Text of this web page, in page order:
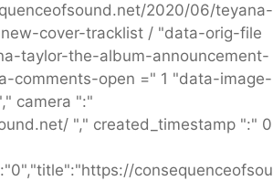
2020/06/teyana-
cover-tracklist / "data-orig-file
taylor-the-album-announcement-
comments-open =" 1 "data-image-
camera ":"
"," created_timestamp ":" 0
consequenceofsou